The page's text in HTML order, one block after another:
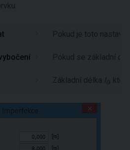
Pokud je toto
Pokud se základní
Základní délka l ,